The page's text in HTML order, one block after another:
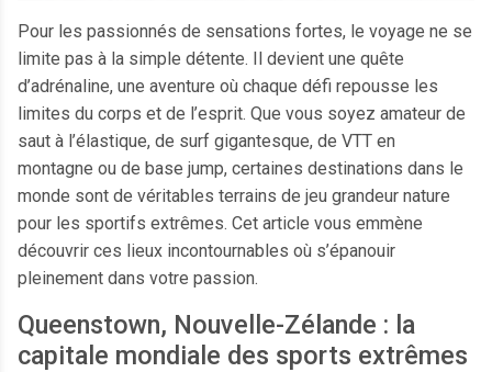
Pour les passionnés de sensations fortes, le voyage ne se
limite pas à la simple détente. Il devient une quête
d’adrénaline, une aventure où chaque défi repousse les
limites du corps et de l’esprit. Que vous soyez amateur de
saut à l’élastique, de surf gigantesque, de VTT en
montagne ou de base jump, certaines destinations dans le
monde sont de véritables terrains de jeu grandeur nature
pour les sportifs extrêmes. Cet article vous emmène
découvrir ces lieux incontournables où s’épanouir
pleinement dans votre passion.
Queenstown, Nouvelle-Zélande : la
capitale mondiale des sports extrêmes